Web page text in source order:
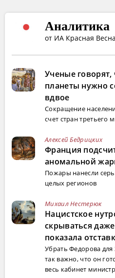
Аналитика
от ИА Красная Весна
Ученые говорят,
планеты нужно
вдвое
Сокращение
счет стран третьего
Алексей Бедрицких
Франция
аномальной
Пожары нанесли
целых регионов
Михаил Нестерюк
Нацистское
скрываться
показала
Убрать Федорова для
так важно, что он
весь кабинет